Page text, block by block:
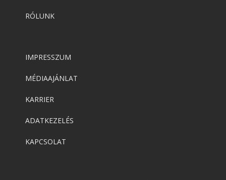
RÓLUNK
IMPRESSZUM
MÉDIAAJÁNLAT
KARRIER
ADATKEZELÉS
KAPCSOLAT